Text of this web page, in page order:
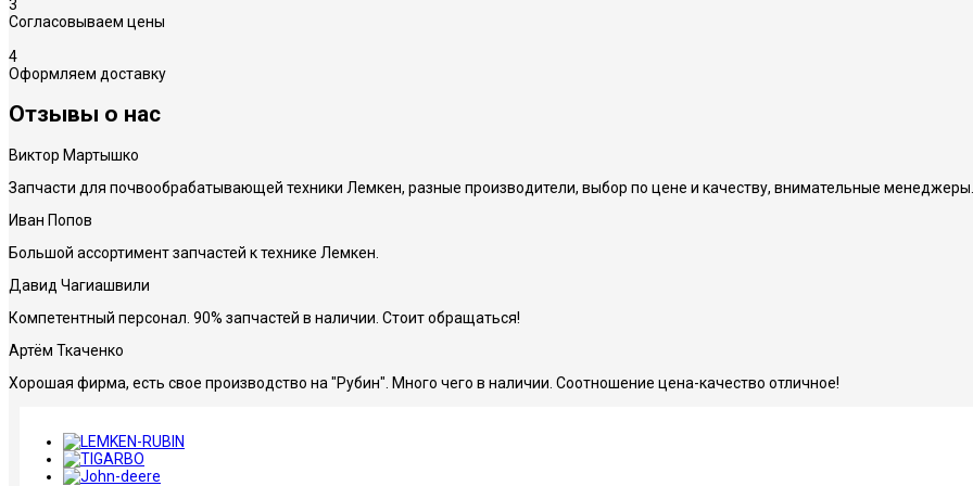
3
Согласовываем цены
4
Оформляем доставку
Отзывы о нас
Виктор Мартышко
Запчасти для почвообрабатывающей техники Лемкен, разные производители, выбор по цене и качеству, внимательные менеджеры.
Иван Попов
Большой ассортимент запчастей к технике Лемкен.
Давид Чагиашвили
Компетентный персонал. 90% запчастей в наличии. Стоит обращаться!
Артём Ткаченко
Хорошая фирма, есть свое производство на "Рубин". Много чего в наличии. Соотношение цена-качество отличное!